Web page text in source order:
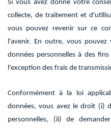
Si vous avez donné votre
collecte, de traitement et
vous pouvez revenir sur ce
l'avenir. En outre, vous
données personnelles à des
l'exception des frais de
Conformément à la loi
données, vous avez le droit (i)
personnelles, (ii) de